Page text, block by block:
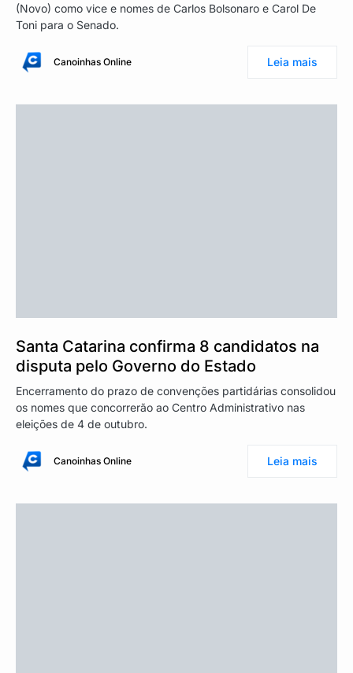
(Novo) como vice e nomes de Carlos Bolsonaro e Carol De
Toni para o Senado.
Canoinhas Online Leia mais
Santa Catarina confirma 8 candidatos na
disputa pelo Governo do Estado
Encerramento do prazo de convenções partidárias consolidou
os nomes que concorrerão ao Centro Administrativo nas
eleições de 4 de outubro.
Canoinhas Online Leia mais